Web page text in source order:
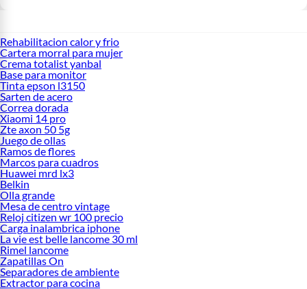
Rehabilitacion calor y frio
Cartera morral para mujer
Crema totalist yanbal
Base para monitor
Tinta epson l3150
Sarten de acero
Correa dorada
Xiaomi 14 pro
Zte axon 50 5g
Juego de ollas
Ramos de flores
Marcos para cuadros
Huawei mrd lx3
Belkin
Olla grande
Mesa de centro vintage
Reloj citizen wr 100 precio
Carga inalambrica iphone
La vie est belle lancome 30 ml
Rimel lancome
Zapatillas On
Separadores de ambiente
Extractor para cocina